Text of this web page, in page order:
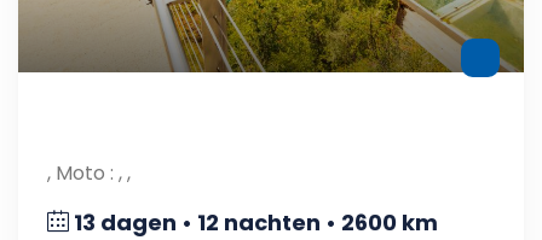
, Moto : , ,
13 dagen • 12 nachten • 2600 km